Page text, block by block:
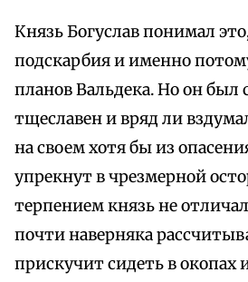
Князь Богуслав понимал
подскарбия и именно
планов Вальдека. Но он
тщеславен и вряд ли
на своем хотя бы из
упрекнут в чрезмерной
терпением князь не
почти наверняка
прискучит сидеть в окопах